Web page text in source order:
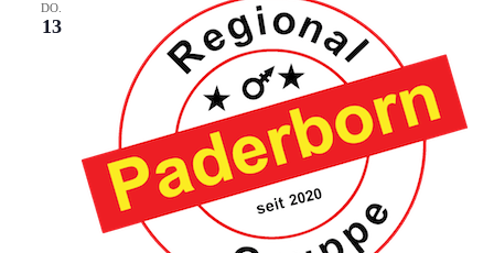
a
n
s
t
n
s
DO.
13